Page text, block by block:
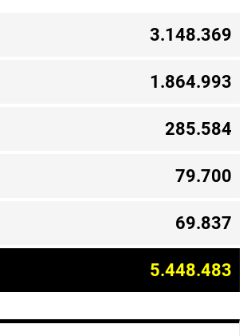
3.148.369
1.864.993
285.584
79.700
69.837
5.448.483